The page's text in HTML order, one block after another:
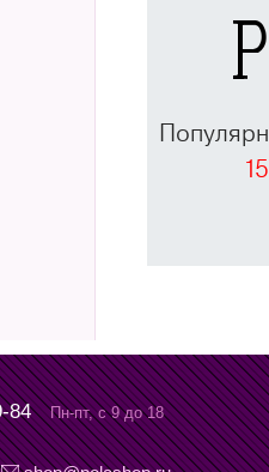
84 Пн-пт, с 9 до 18